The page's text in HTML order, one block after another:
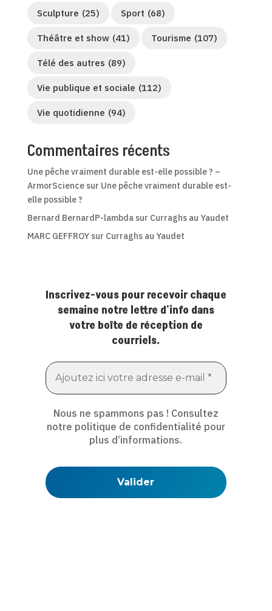
Sculpture (25) Sport (68)
Théâtre et show (41) Tourisme (107)
Télé des autres (89)
Vie publique et sociale (112)
Vie quotidienne (94)
Commentaires récents
Une pêche vraiment durable est-elle possible ? –
ArmorSciencesur Une pêche vraiment durable est-
elle possible ?
Bernard BernardP-lambdasur Curraghs au Yaudet
MARC GEFFROYsur Curraghs au Yaudet
Inscrivez-vous pour recevoir chaque
semaine notre lettre d'info dans
votre boîte de réception de
courriels.
Nous ne spammons pas ! Consultez
notre politique de confidentialité pour
plus d’informations.